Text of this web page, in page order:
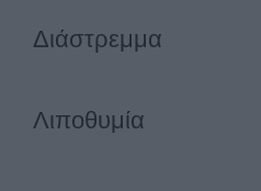
Διάστρεμμα
Λιποθυμία